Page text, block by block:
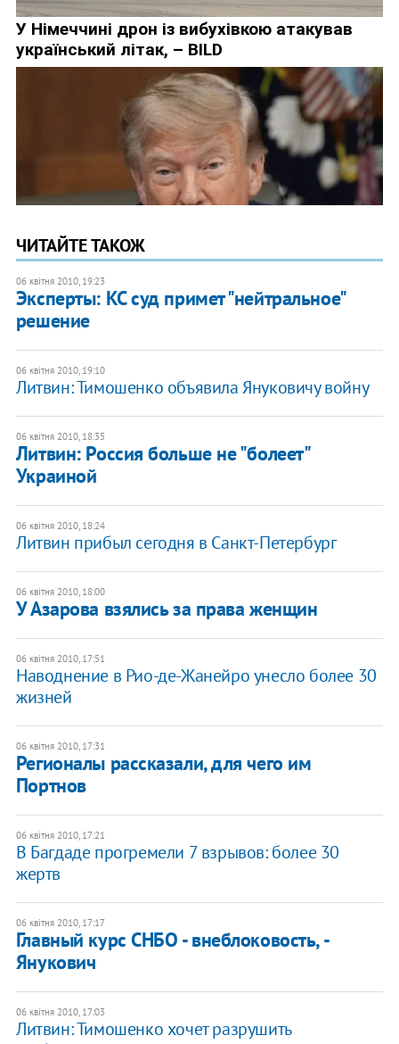
ЧИТАЙТЕ ТАКОЖ
06 квітня 2010, 19:23
Эксперты: КС суд примет "нейтральное"
решение
06 квітня 2010, 19:10
Литвин: Тимошенко объявила Януковичу войну
06 квітня 2010, 18:35
Литвин: Россия больше не "болеет"
Украиной
06 квітня 2010, 18:24
Литвин прибыл сегодня в Санкт-Петербург
06 квітня 2010, 18:00
У Азарова взялись за права женщин
06 квітня 2010, 17:51
Наводнение в Рио-де-Жанейро унесло более 30
жизней
06 квітня 2010, 17:31
Регионалы рассказали, для чего им
Портнов
06 квітня 2010, 17:21
В Багдаде прогремели 7 взрывов: более 30
жертв
06 квітня 2010, 17:17
Главный курс СНБО - внеблоковость, -
Янукович
06 квітня 2010, 17:03
Литвин: Тимошенко хочет разрушить